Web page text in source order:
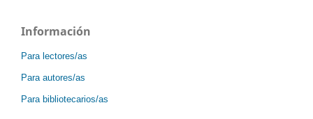
Información
Para lectores/as
Para autores/as
Para bibliotecarios/as